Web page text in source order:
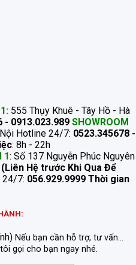
555 Thụy Khuê - Tây Hồ - Hà
- 0913.023.989 SHOWROOM
Hotline 24/7: 0523.345678 -
: 8h - 22h
1: Số 137 Nguyễn Phúc Nguyên
(Liên Hệ trước Khi Qua Để
24/7: 056.929.9999 Thời gian
Nếu bạn cần hỗ trợ, tư vấn...
gọi cho bạn ngay nhé.